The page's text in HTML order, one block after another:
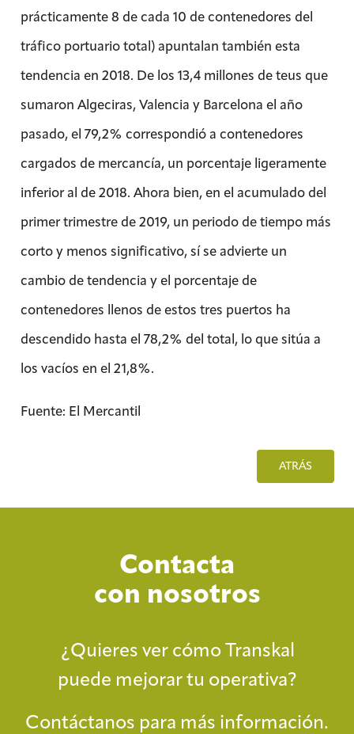
prácticamente 8 de cada 10 de contenedores del
tráfico portuario total) apuntalan también esta
tendencia en 2018. De los 13,4 millones de teus que
sumaron Algeciras, Valencia y Barcelona el año
pasado, el 79,2% correspondió a contenedores
cargados de mercancía, un porcentaje ligeramente
inferior al de 2018. Ahora bien, en el acumulado del
primer trimestre de 2019, un periodo de tiempo más
corto y menos significativo, sí se advierte un
cambio de tendencia y el porcentaje de
contenedores llenos de estos tres puertos ha
descendido hasta el 78,2% del total, lo que sitúa a
los vacíos en el 21,8%.
Fuente: El Mercantil
ATRÁS
Contacta
con nosotros
¿Quieres ver cómo Transkal
puede mejorar tu operativa?
Contáctanos para más información.